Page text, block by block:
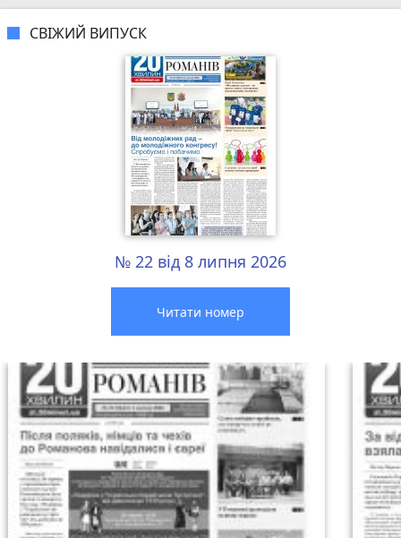
СВІЖИЙ ВИПУСК
№ 22 від 8 липня 2026
Читати номер